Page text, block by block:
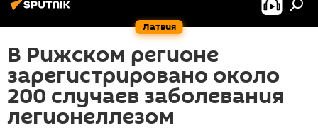
Латвия
В Рижском регионе
зарегистрировано около
200 случаев заболевания
легионеллезом